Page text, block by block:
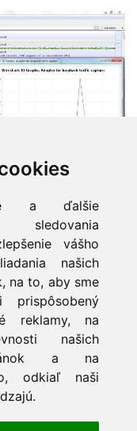
a ďalšie
vášho
našich
na to, aby sme
prispôsobený
reklamy, na
našich
a na
odkiaľ naši
nemôžem
WiFi siete,
address filter na